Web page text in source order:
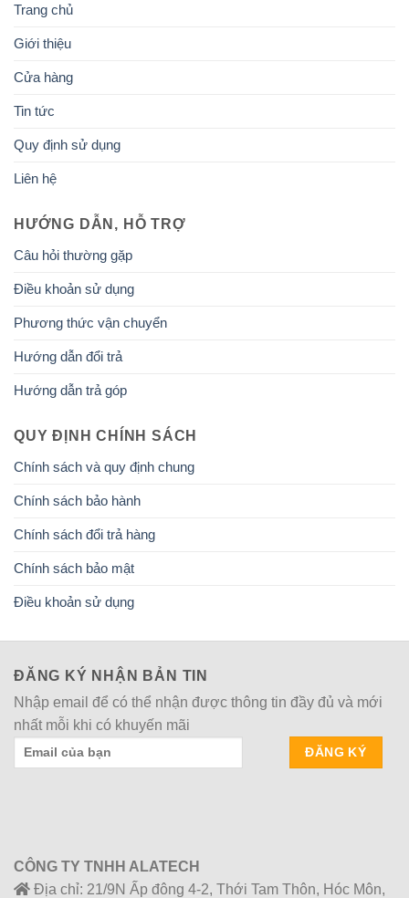
Trang chủ
Giới thiệu
Cửa hàng
Tin tức
Quy định sử dụng
Liên hệ
HƯỚNG DẪN, HỖ TRỢ
Câu hỏi thường gặp
Điều khoản sử dụng
Phương thức vận chuyển
Hướng dẫn đổi trả
Hướng dẫn trả góp
QUY ĐỊNH CHÍNH SÁCH
Chính sách và quy định chung
Chính sách bảo hành
Chính sách đổi trả hàng
Chính sách bảo mật
Điều khoản sử dụng
ĐĂNG KÝ NHẬN BẢN TIN
Nhập email để có thể nhận được thông tin đầy đủ và mới
nhất mỗi khi có khuyến mãi
CÔNG TY TNHH ALATECH
Địa chỉ: 21/9N Ấp đông 4-2, Thới Tam Thôn, Hóc Môn,